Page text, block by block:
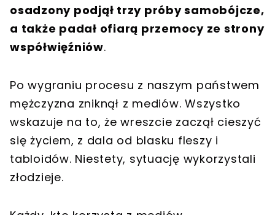
osadzony podjął trzy próby samobójcze,
a także padał ofiarą przemocy ze strony
współwięźniów.
Po wygraniu procesu z naszym państwem
mężczyzna zniknął z mediów. Wszystko
wskazuje na to, że wreszcie zaczął cieszyć
się życiem, z dala od blasku fleszy i
tabloidów. Niestety, sytuację wykorzystali
złodzieje.